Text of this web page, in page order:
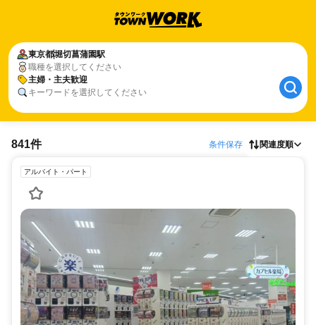
東京都堀切菖蒲園駅
職種を選択してください
主婦・主夫歓迎
キーワードを選択してください
841件 条件保存 関連度順
アルバイト・パート